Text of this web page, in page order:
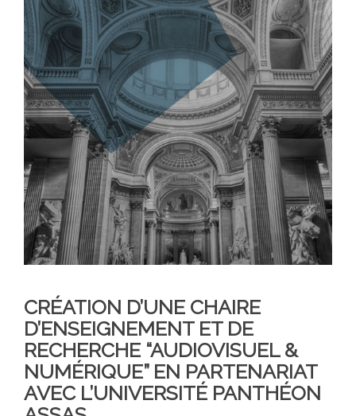
CRÉATION D’UNE CHAIRE
D’ENSEIGNEMENT ET DE
RECHERCHE “AUDIOVISUEL &
NUMÉRIQUE” EN PARTENARIAT
AVEC L’UNIVERSITÉ PANTHÉON